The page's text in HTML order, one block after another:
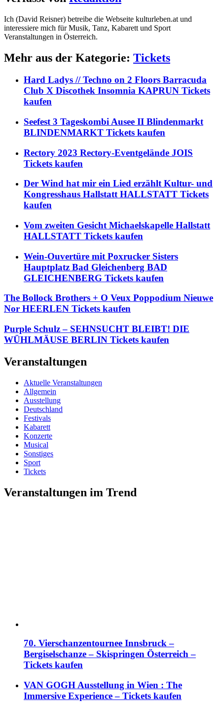
Ich (David Reisner) betreibe die Webseite kulturleben.at und
interessiere mich für Musik, Tanz, Kabarett und Sport
Veranstaltungen in Österreich.
Mehr aus der Kategorie: Tickets
Hard Ladys // Techno on 2 Floors Barracuda
Club X Discothek Insomnia KAPRUN Tickets
kaufen
Seefest 3 Tageskombi Ausee II Blindenmarkt
BLINDENMARKT Tickets kaufen
Rectory 2023 Rectory-Eventgelände JOIS
Tickets kaufen
Der Wind hat mir ein Lied erzählt Kultur- und
Kongresshaus Hallstatt HALLSTATT Tickets
kaufen
Vom zweiten Gesicht Michaelskapelle Hallstatt
HALLSTATT Tickets kaufen
Wein-Ouvertüre mit Poxrucker Sisters
Hauptplatz Bad Gleichenberg BAD
GLEICHENBERG Tickets kaufen
The Bollock Brothers + O Veux Poppodium Nieuwe
Nor HEERLEN Tickets kaufen
Purple Schulz – SEHNSUCHT BLEIBT! DIE
WÜHLMÄUSE BERLIN Tickets kaufen
Veranstaltungen
Aktuelle Veranstaltungen
Allgemein
Ausstellung
Deutschland
Festivals
Kabarett
Konzerte
Musical
Sonstiges
Sport
Tickets
Veranstaltungen im Trend
70. Vierschanzentournee Innsbruck –
Bergiselschanze – Skispringen Österreich –
Tickets kaufen
VAN GOGH Ausstellung in Wien : The
Immersive Experience – Tickets kaufen